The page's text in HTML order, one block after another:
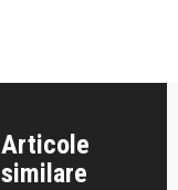
Articole
similare
Simona Catrina